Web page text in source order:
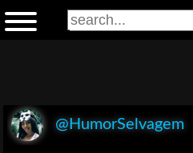
@HumorSelvagem